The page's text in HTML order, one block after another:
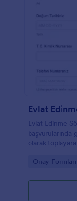
Evlat
Evlat Edinme
başvurularında
olarak
Go to
Onay Formları